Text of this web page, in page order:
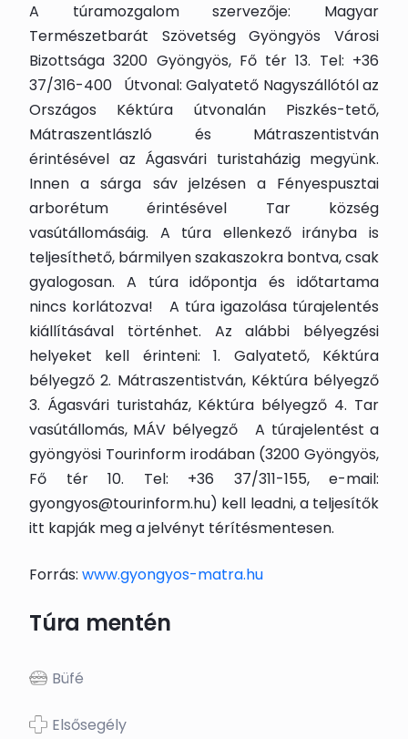
A túramozgalom szervezője: Magyar
Természetbarát Szövetség Gyöngyös Városi
Bizottsága 3200 Gyöngyös, Fő tér 13. Tel: +36
37/316-400 Útvonal: Galyatető Nagyszállótól az
Országos Kéktúra útvonalán Piszkés-tető,
Mátraszentlászló és Mátraszentistván
érintésével az Ágasvári turistaházig megyünk.
Innen a sárga sáv jelzésen a Fényespusztai
arborétum érintésével Tar község
vasútállomásáig. A túra ellenkező irányba is
teljesíthető, bármilyen szakaszokra bontva, csak
gyalogosan. A túra időpontja és időtartama
nincs korlátozva! A túra igazolása túrajelentés
kiállításával történhet. Az alábbi bélyegzési
helyeket kell érinteni: 1. Galyatető, Kéktúra
bélyegző 2. Mátraszentistván, Kéktúra bélyegző
3. Ágasvári turistaház, Kéktúra bélyegző 4. Tar
vasútállomás, MÁV bélyegző A túrajelentést a
gyöngyösi Tourinform irodában (3200 Gyöngyös,
Fő tér 10. Tel: +36 37/311-155, e-mail:
gyongyos@tourinform.hu) kell leadni, a teljesítők
itt kapják meg a jelvényt térítésmentesen.
Forrás: www.gyongyos-matra.hu
Túra mentén
Büfé
Elsősegély